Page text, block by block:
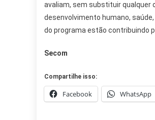
avaliam, sem substituir qualquer
desenvolvimento humano,
do programa estão contribuindo
Secom
Compartilhe isso:
Facebook WhatsApp